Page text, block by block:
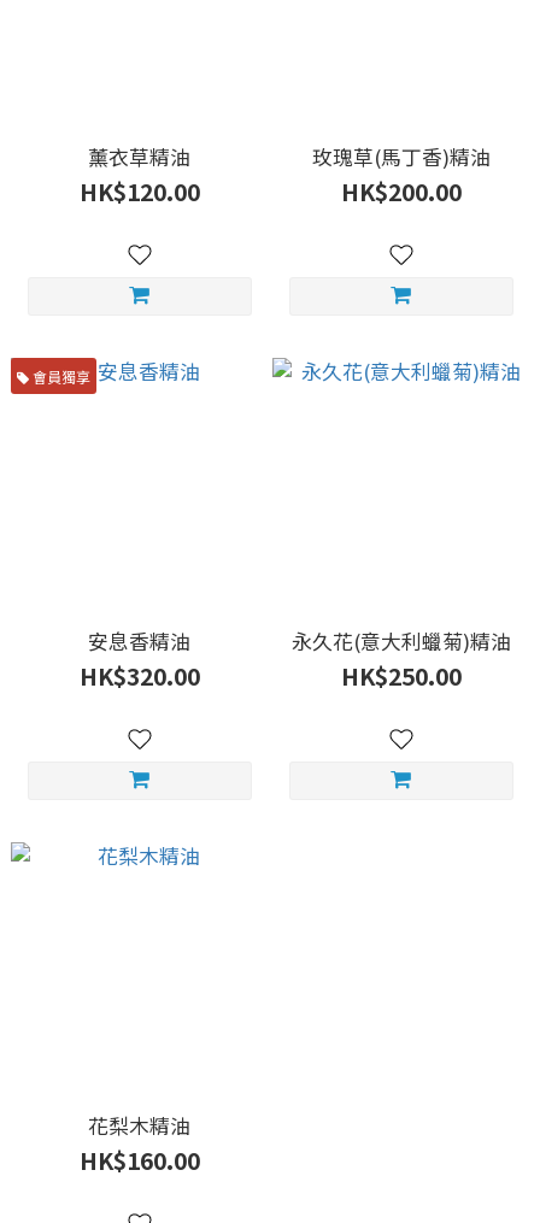
薰衣草精油
HK$120.00
玫瑰草(馬丁香)精油
HK$200.00
會員獨享
安息香精油
HK$320.00
永久花(意大利蠟菊)精油
HK$250.00
花梨木精油
HK$160.00